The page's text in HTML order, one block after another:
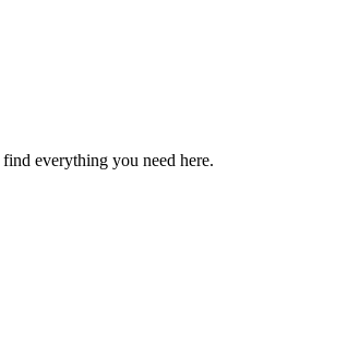
everything you need here.